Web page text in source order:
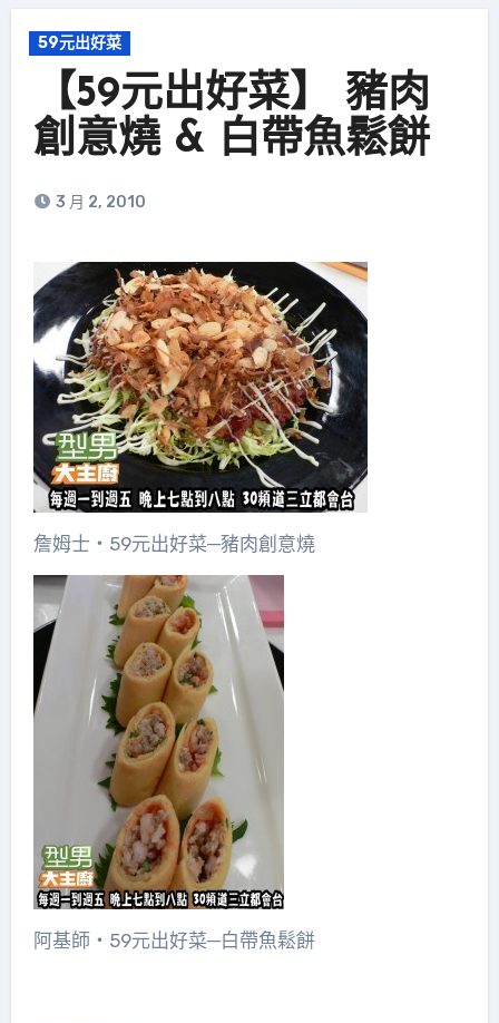
59元出好菜
【59元出好菜】 豬肉
創意燒 & 白帶魚鬆餅
3 月 2, 2010
詹姆士‧59元出好菜─豬肉創意燒
阿基師‧59元出好菜─白帶魚鬆餅